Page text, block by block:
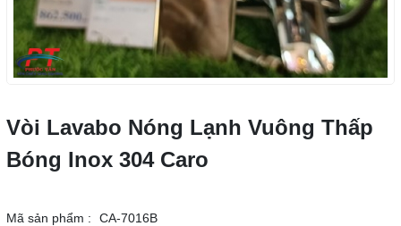
Vòi Lavabo Nóng Lạnh Vuông Thấp
Bóng Inox 304 Caro
Mã sản phẩm :
CA-7016B